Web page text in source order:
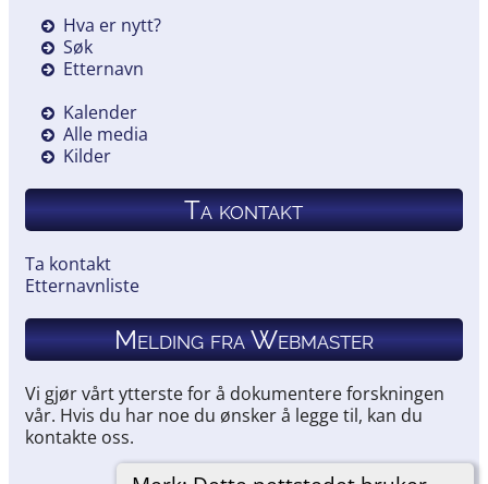
Hva er nytt?
Søk
Etternavn
Kalender
Alle media
Kilder
Ta kontakt
Ta kontakt
Etternavnliste
Melding fra Webmaster
Vi gjør vårt ytterste for å dokumentere forskningen
vår. Hvis du har noe du ønsker å legge til, kan du
kontakte oss.